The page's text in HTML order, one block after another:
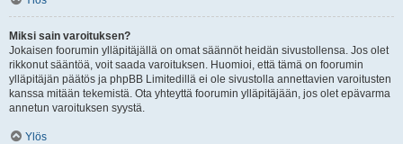
Miksi sain varoituksen?
Jokaisen foorumin ylläpitäjällä on omat säännöt heidän sivustollensa. Jos olet
rikkonut sääntöä, voit saada varoituksen. Huomioi, että tämä on foorumin
ylläpitäjän päätös ja phpBB Limitedillä ei ole sivustolla annettavien varoitusten
kanssa mitään tekemistä. Ota yhteyttä foorumin ylläpitäjään, jos olet epävarma
annetun varoituksen syystä.
Ylös